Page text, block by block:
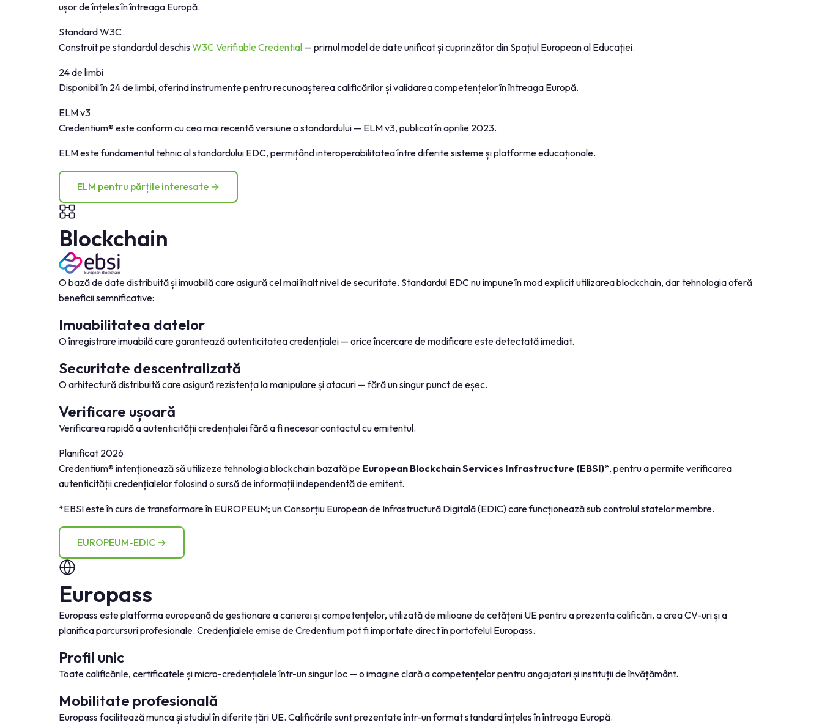
ușor de înțeles în întreaga Europă.
Standard W3C
Construit pe standardul deschisW3C Verifiable Credential — primul model de date unificat și cuprinzător din Spațiul European al Educației.
24 de limbi
Disponibil în 24 de limbi, oferind instrumente pentru recunoașterea calificărilor și validarea competențelor în întreaga Europă.
ELM v3
Credentium® este conform cu cea mai recentă versiune a standardului — ELM v3, publicat în aprilie 2023.
ELM este fundamentul tehnic al standardului EDC, permițând interoperabilitatea între diferite sisteme și platforme educaționale.
ELM pentru părțile interesate →
Blockchain
O bază de date distribuită și imuabilă care asigură cel mai înalt nivel de securitate. Standardul EDC nu impune în mod explicit utilizarea blockchain, dar tehnologia oferă
beneficii semnificative:
Imuabilitatea datelor
O înregistrare imuabilă care garantează autenticitatea credențialei — orice încercare de modificare este detectată imediat.
Securitate descentralizată
O arhitectură distribuită care asigură rezistența la manipulare și atacuri — fără un singur punct de eșec.
Verificare ușoară
Verificarea rapidă a autenticității credențialei fără a fi necesar contactul cu emitentul.
Planificat 2026
Credentium® intenționează să utilizeze tehnologia blockchain bazată pe European Blockchain Services Infrastructure (EBSI)*, pentru a permite verificarea
autenticității credențialelor folosind o sursă de informații independentă de emitent.
*EBSI este în curs de transformare în EUROPEUM; un Consorțiu European de Infrastructură Digitală (EDIC) care funcționează sub controlul statelor membre.
EUROPEUM-EDIC →
Europass
Europass este platforma europeană de gestionare a carierei și competențelor, utilizată de milioane de cetățeni UE pentru a prezenta calificări, a crea CV-uri și a
planifica parcursuri profesionale. Credențialele emise de Credentium pot fi importate direct în portofelul Europass.
Profil unic
Toate calificările, certificatele și micro-credențialele într-un singur loc — o imagine clară a competențelor pentru angajatori și instituții de învățământ.
Mobilitate profesională
Europass facilitează munca și studiul în diferite țări UE. Calificările sunt prezentate într-un format standard înțeles în întreaga Europă.